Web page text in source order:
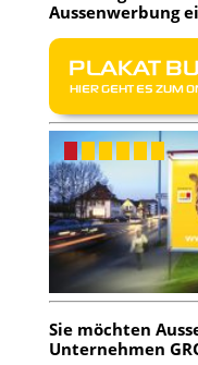
Aussenwerbung
PLAKAT
HIER GEHT ES ZUM
Sie möchten
Unternehmen